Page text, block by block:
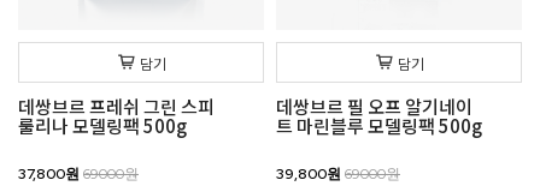
담기
데쌍브르 프레쉬 그린 스피
룰리나 모델링팩 500g
37,800원 69000원
담기
데쌍브르 필 오프 알기네이
트 마린블루 모델링팩 500g
39,800원 69000원